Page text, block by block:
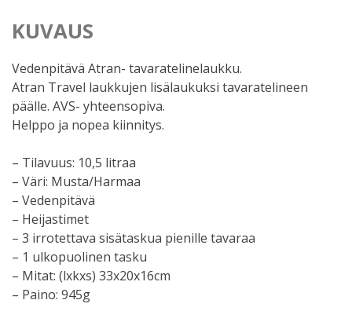
KUVAUS
Vedenpitävä Atran- tavaratelinelaukku.
Atran Travel laukkujen lisälaukuksi tavaratelineen
päälle. AVS- yhteensopiva.
Helppo ja nopea kiinnitys.
– Tilavuus: 10,5 litraa
– Väri: Musta/Harmaa
– Vedenpitävä
– Heijastimet
– 3 irrotettava sisätaskua pienille tavaraa
– 1 ulkopuolinen tasku
– Mitat: (lxkxs) 33x20x16cm
– Paino: 945g